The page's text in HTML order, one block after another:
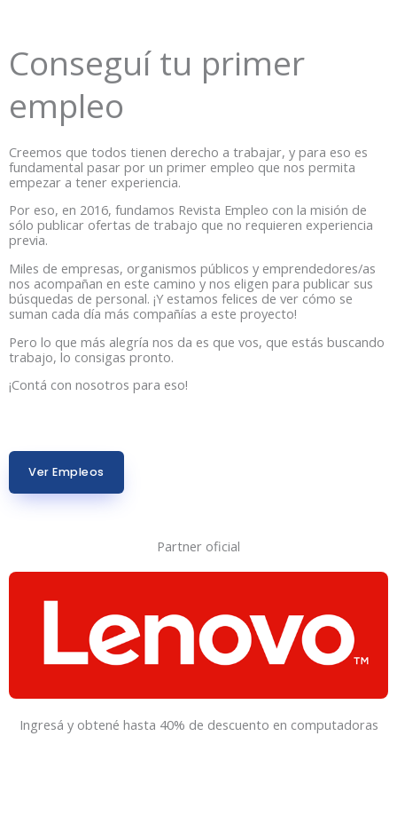
Conseguí tu primer
empleo
Creemos que todos tienen derecho a trabajar, y para eso es
fundamental pasar por un primer empleo que nos permita
empezar a tener experiencia.
Por eso, en 2016, fundamos Revista Empleo con la misión de
sólo publicar ofertas de trabajo que no requieren experiencia
previa.
Miles de empresas, organismos públicos y emprendedores/as
nos acompañan en este camino y nos eligen para publicar sus
búsquedas de personal. ¡Y estamos felices de ver cómo se
suman cada día más compañías a este proyecto!
Pero lo que más alegría nos da es que vos, que estás buscando
trabajo, lo consigas pronto.
¡Contá con nosotros para eso!
Ver Empleos
Partner oficial
Ingresá y obtené hasta 40% de descuento en computadoras